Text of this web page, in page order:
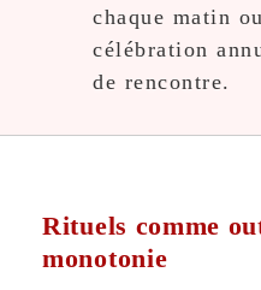
chaque matin
célébration
de rencontre.
Rituels comme
monotonie